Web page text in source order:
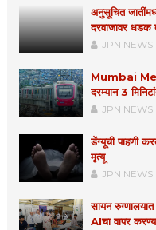
अनुसूचित
दरवाजावर
JPN NEWS
Mumbai
दरम्यान 3
JPN NEWS
डेंग्यूची पाहणी
मृत्यू
JPN NEWS
सायन रुग्णालयात
AIचा वापर